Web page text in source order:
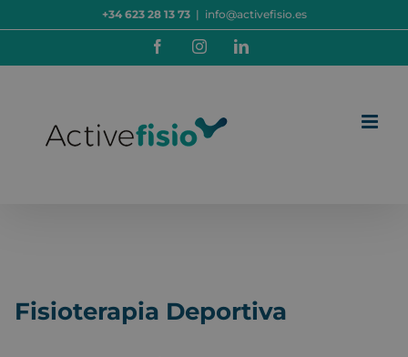
al
+34 623 28 13 73 | info@activefisio.es
FacebookInstagramLinkedIn
Fisioterapia Deportiva